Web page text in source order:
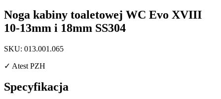
Noga kabiny toaletowej WC Evo XVIII
10-13mm i 18mm SS304
SKU: 013.001.065
✓ Atest PZH
Specyfikacja